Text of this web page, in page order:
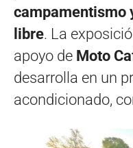
campamentismo
libre. La
apoyo de Moto
desarrolla en un
acondicionado,